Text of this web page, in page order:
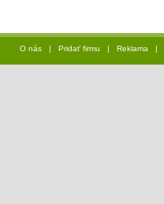
O nás | Pridať firmu | Reklama |